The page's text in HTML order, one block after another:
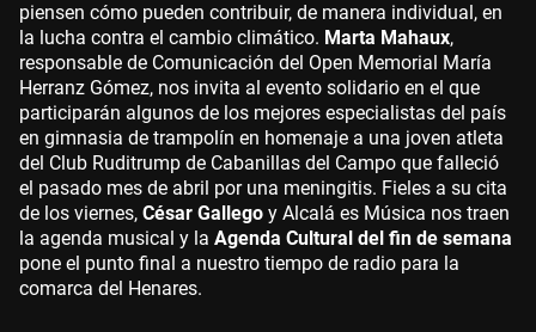
piensen cómo pueden contribuir, de manera individual, en
la lucha contra el cambio climático. Marta Mahaux,
responsable de Comunicación del Open Memorial María
Herranz Gómez, nos invita al evento solidario en el que
participarán algunos de los mejores especialistas del país
en gimnasia de trampolín en homenaje a una joven atleta
del Club Ruditrump de Cabanillas del Campo que falleció
el pasado mes de abril por una meningitis. Fieles a su cita
de los viernes, César Gallego y Alcalá es Música nos traen
la agenda musical y la Agenda Cultural del fin de semana
pone el punto final a nuestro tiempo de radio para la
comarca del Henares.